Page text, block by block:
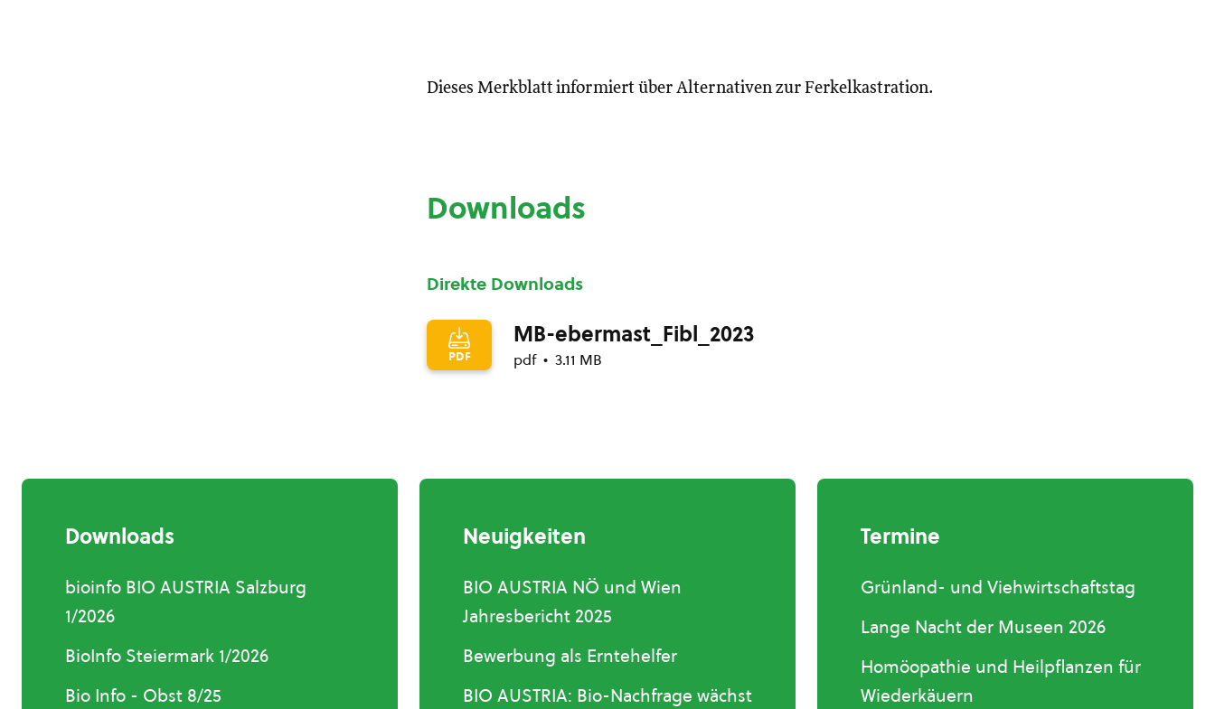
Dieses Merkblatt informiert über Alternativen zur Ferkelkastration.
Downloads
Direkte Downloads
PDF
MB-ebermast_Fibl_2023
pdf 3.11 MB
Downloads
bioinfo BIO AUSTRIA Salzburg
1/2026
BioInfo Steiermark 1/2026
Bio Info - Obst 8/25
Neuigkeiten
BIO AUSTRIA NÖ und Wien
Jahresbericht 2025
Bewerbung als Erntehelfer
BIO AUSTRIA: Bio-Nachfrage wächst
Termine
Grünland- und Viehwirtschaftstag
Lange Nacht der Museen 2026
Homöopathie und Heilpflanzen für
Wiederkäuern